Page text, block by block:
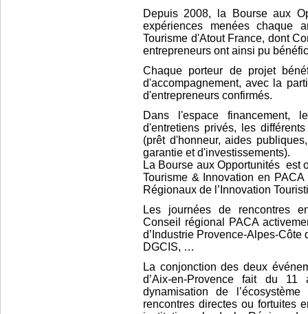
Depuis 2008, la Bourse aux
expériences menées chaque
Tourisme d'Atout France, dont
entrepreneurs ont ainsi pu
Chaque porteur de projet
d'accompagnement, avec la
d'entrepreneurs confirmés.
Dans l'espace financement,
d'entretiens privés, les
(prêt d'honneur, aides
garantie et d'investissements).
La Bourse aux Opportunités est
Tourisme & Innovation en
Régionaux de l’Innovation
Les journées de rencontres
Conseil régional PACA
d’Industrie Provence-Alpes-Côte
DGCIS, …
La conjonction des deux
d’Aix-en-Provence fait du
dynamisation de
rencontres directes ou fortuites